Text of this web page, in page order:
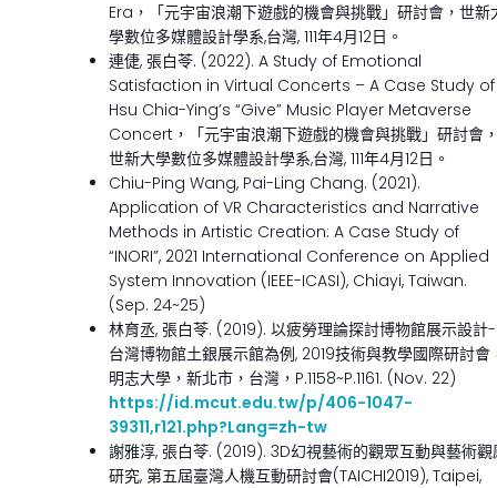
Era，「元宇宙浪潮下遊戲的機會與挑戰」研討會，世新
學數位多媒體設計學系,台灣, 111年4月12日。
連倢, 張白苓. (2022). A Study of Emotional
Satisfaction in Virtual Concerts – A Case Study of
Hsu Chia-Ying’s “Give” Music Player Metaverse
Concert，「元宇宙浪潮下遊戲的機會與挑戰」研討會
世新大學數位多媒體設計學系,台灣, 111年4月12日。
Chiu-Ping Wang, Pai-Ling Chang. (2021).
Application of VR Characteristics and Narrative
Methods in Artistic Creation: A Case Study of
“INORI”, 2021 International Conference on Applied
System Innovation (IEEE-ICASI), Chiayi, Taiwan.
(Sep. 24~25)
林育丞, 張白苓. (2019). 以疲勞理論探討博物館展示設計-
台灣博物館土銀展示館為例, 2019技術與教學國際研討會
明志大學，新北市，台灣，P.1158~P.1161. (Nov. 22)
https://id.mcut.edu.tw/p/406-1047-
39311,r121.php?Lang=zh-tw
謝雅淳, 張白苓. (2019). 3D幻視藝術的觀眾互動與藝術觀
研究, 第五屆臺灣人機互動研討會(TAICHI2019), Taipei,